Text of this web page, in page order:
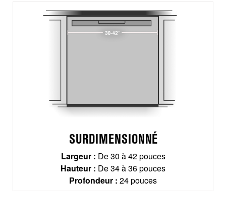
SURDIMENSIONNÉ
Largeur : De 30 à 42 pouces
Hauteur : De 34 à 36 pouces
Profondeur : 24 pouces